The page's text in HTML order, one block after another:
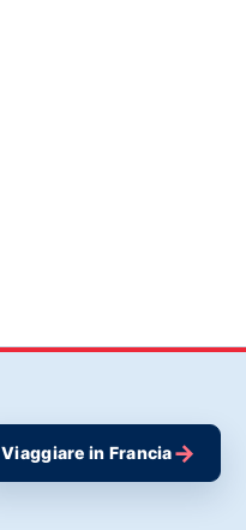
Viaggiare in Francia→